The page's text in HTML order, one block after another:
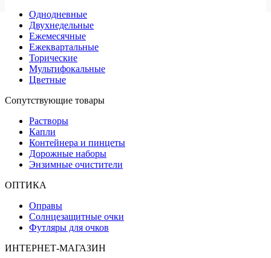
Однодневные
Двухнедельные
Ежемесячные
Ежеквартальные
Торические
Мультифокальные
Цветные
Сопутствующие товары
Растворы
Капли
Контейнера и пинцеты
Дорожные наборы
Энзимные очистители
ОПТИКА
Оправы
Солнцезащитные очки
Футляры для очков
ИНТЕРНЕТ-МАГАЗИН